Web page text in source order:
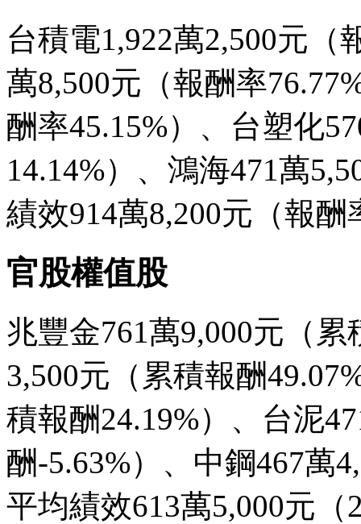
台積電1,922萬2,500元（
萬8,500元（報酬率
酬率45.15%）、台塑化
14.14%）、鴻海471萬
績效914萬8,200元（報酬
官股權值股
兆豐金761萬9,000元（
3,500元（累積報酬
積報酬24.19%）、台泥
酬-5.63%）、中鋼467萬
平均績效613萬5,000元（